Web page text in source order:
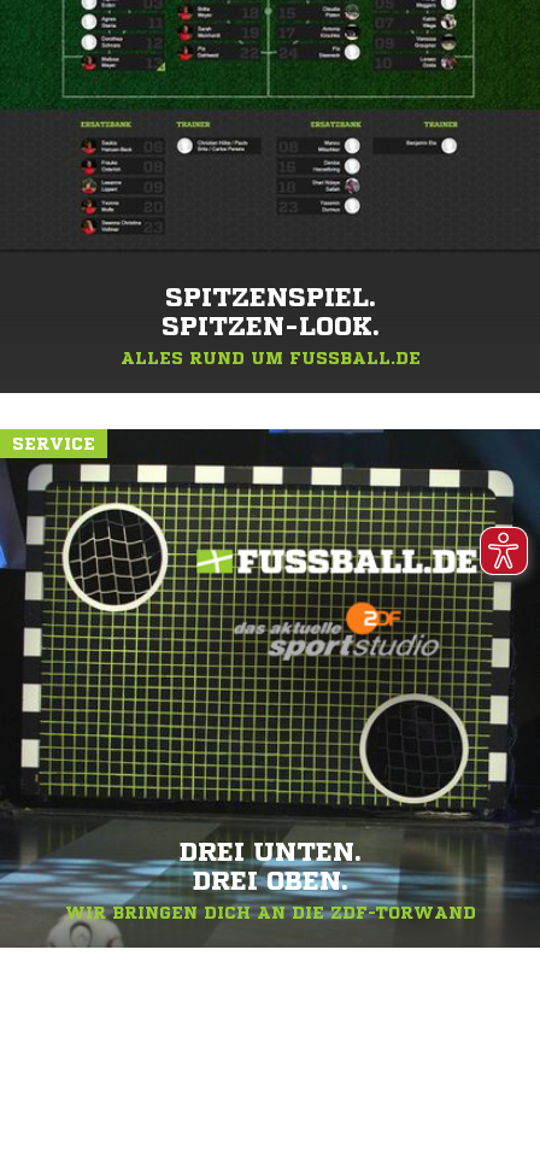
SPITZENSPIEL.
SPITZEN-LOOK.
ALLES RUND UM FUSSBALL.DE
SERVICE
DREI UNTEN.
DREI OBEN.
WIR BRINGEN DICH AN DIE ZDF-TORWAND